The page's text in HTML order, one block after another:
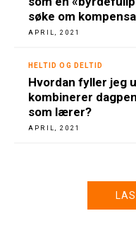
søke om
APRIL, 2021
HELTID OG DELTID
Hvordan fyller jeg
kombinerer
som lærer?
APRIL, 2021